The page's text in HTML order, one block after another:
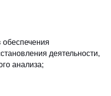
обеспечения
деятельности,
анализа;